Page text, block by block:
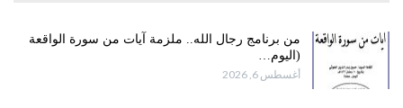
من برنامج رجال الله.. ملزمة آيات من سورة الواقعة
(اليوم…
أغسطس 6, 2026